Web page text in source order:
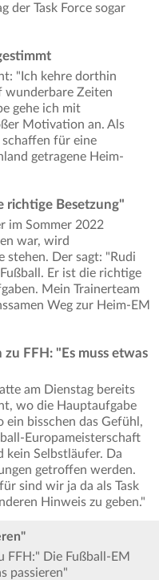
der Task Force sogar
"Ich kehre dorthin
wunderbare Zeiten
gehe ich mit
Motivation an. Als
schaffen für eine
getragene Heim-
richtige Besetzung"
im Sommer 2022
war, wird
stehen. Der sagt: "Rudi
Er ist die richtige
Mein Trainerteam
Weg zur Heim-EM
FFH: "Es muss etwas
am Dienstag bereits
wo die Hauptaufgabe
ein bisschen das Gefühl,
Europameisterschaft
kein Selbstläufer. Da
getroffen werden.
sind wir ja da als Task
Hinweis zu geben."
FFH:" Die Fußball-EM
passieren"